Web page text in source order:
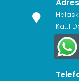
Adres
Kat:1